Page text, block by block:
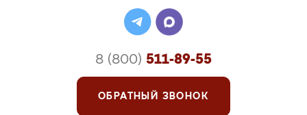
8 (800) 511-89-55
ОБРАТНЫЙ ЗВОНОК